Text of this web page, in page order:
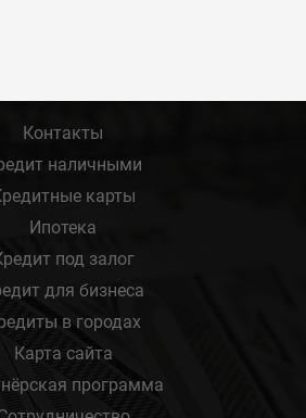
Контакты
наличными
карты
Ипотека
под залог
для бизнеса
в городах
Карта сайта
программа